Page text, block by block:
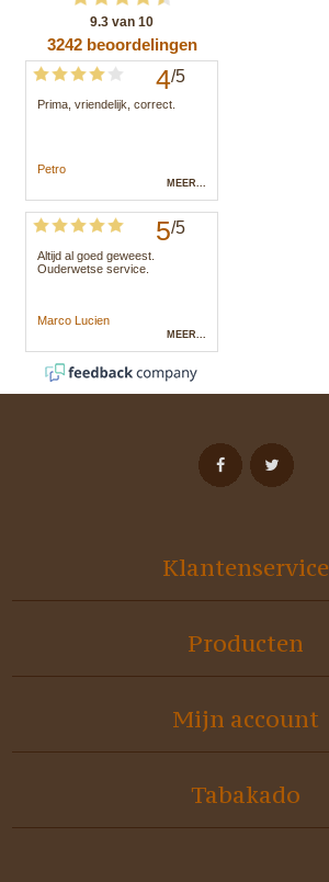
Klantenservice
Producten
Mijn account
Tabakado